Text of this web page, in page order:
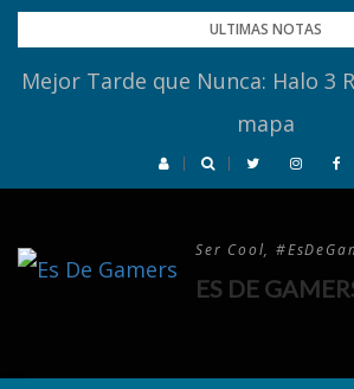
Skip
ULTIMAS NOTAS
Mejor Tarde que Nunca: Halo 3
mapa
Ser Cool,
ES DE